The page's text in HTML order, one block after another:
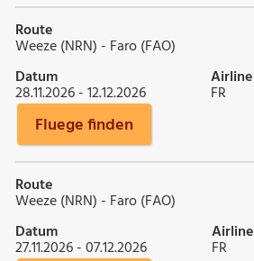
Route
Weeze (NRN) - Faro (FAO)
Datum
28.11.2026 - 12.12.2026
Airline
FR
Fluege finden
Route
Weeze (NRN) - Faro (FAO)
Datum
27.11.2026 - 07.12.2026
Airline
FR